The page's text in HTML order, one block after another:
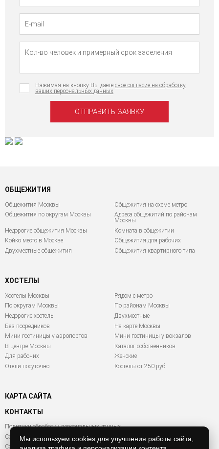
Нажимая на кнопку Вы даёте свое согласие на обработку
ваших персональных данных
ОБЩЕЖИТИЯ
Общежития Москвы
Общежития на схеме метро
Общежития по округам Москвы
Адреса общежитий по районам
Москвы
Недорогие общежития Москвы
Комната в общежитии
Койко место в Москве
Общежития для рабочих
Двухместные общежития
Общежития квартирного типа
ХОСТЕЛЫ
Хостелы Москвы
По округам Москвы
Недорогие хостелы
Без посредников
Мини гостиницы у аэропортов
В центре Москвы
Для рабочих
Отели посуточно
Рядом с метро
По районам Москвы
Двухместные
На карте Москвы
Мини гостиницы у вокзалов
Каталог собственников
Женские
Хостелы от 250 руб.
КАРТА САЙТА
КОНТАКТЫ
Политики обработки персональных данных
Согласие на обработку персональных данных
Согласие на обработку файлов Cookies
Мы используем cookies для улучшения работы сайта,